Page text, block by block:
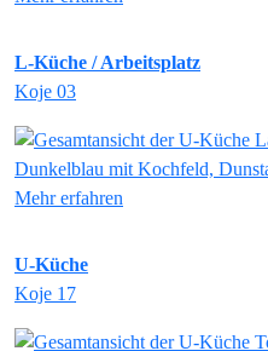
L-Küche / Arbeitsplatz
Koje 03
Mehr erfahren
U-Küche
Koje 17